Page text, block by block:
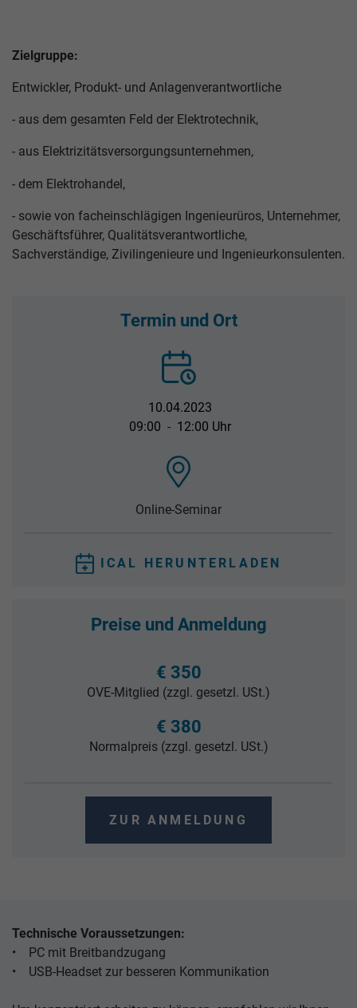
Zielgruppe:
Entwickler, Produkt- und Anlagenverantwortliche
- aus dem gesamten Feld der Elektrotechnik,
- aus Elektrizitätsversorgungsunternehmen,
- dem Elektrohandel,
- sowie von facheinschlägigen Ingenieurüros, Unternehmer,
Geschäftsführer, Qualitätsverantwortliche,
Sachverständige, Zivilingenieure und Ingenieurkonsulenten.
Termin und Ort
10.04.2023
09:00 - 12:00 Uhr
Online-Seminar
ICAL HERUNTERLADEN
Preise und Anmeldung
€ 350
OVE-Mitglied (zzgl. gesetzl. USt.)
€ 380
Normalpreis (zzgl. gesetzl. USt.)
ZUR ANMELDUNG
Technische Voraussetzungen:
• PC mit Breitbandzugang
• USB-Headset zur besseren Kommunikation